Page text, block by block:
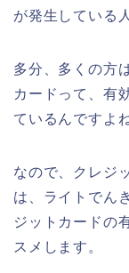
が発生している
多分、多くの方
カードって、有
ているんですよ
なので、クレジ
は、ライトでん
ジットカードの
スメします。